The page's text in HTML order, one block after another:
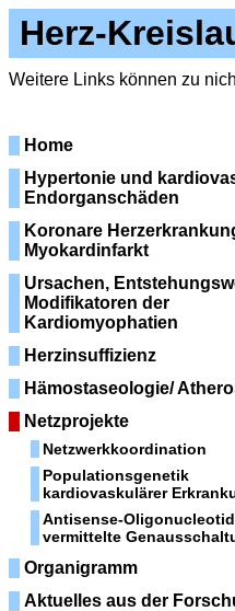
Herz-
Weitere Links können zu
Home
Hypertonie und
Endorganschäden
Koronare
Myokardinfarkt
Ursachen,
Modifikatoren der
Kardiomyophatien
Herzinsuffizienz
Hämostaseologie/
Netzprojekte
Netzwerkkoordination
Populationsgenetik
kardiovaskulärer
Antisense-
vermittelte
Organigramm
Aktuelles aus der